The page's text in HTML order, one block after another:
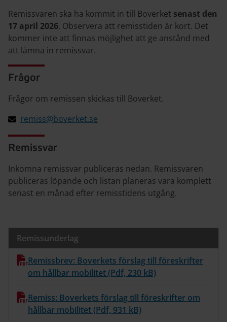
Remissvaren ska ha kommit in till Boverket senast den
17 april 2026. Observera att remisstiden är kort. Det
kommer inte att finnas möjlighet att ge anstånd med
att lämna in remissvar.
Frågor
Frågor om remissen skickas till Boverket.
remiss@boverket.se
Remissvar
Inkomna remissvar publiceras nedan. Remissvaren
publiceras löpande och listan planeras vara komplett
senast en månad efter remisstidens utgång.
Remissunderlag
Remissbrev: Boverkets förslag till föreskrifter
om hållbar mobilitet (Pdf, 230 kB)
Remiss: Boverkets förslag till föreskrifter om
hållbar mobilitet (Pdf, 931 kB)